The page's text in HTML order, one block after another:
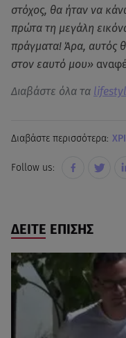
στόχος, θα ήταν να
πρώτα τη μεγάλη
πράγματα! Άρα, αυτός
στον εαυτό μου»
Διαβάστε όλα τα
Διαβάστε περισσότερα:
Follow us:
ΔΕΙΤΕ ΕΠΙΣΗΣ